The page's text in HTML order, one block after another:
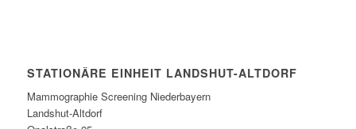
STATIONÄRE EINHEIT LANDSHUT-ALTDORF
Mammographie Screening Niederbayern
Landshut-Altdorf